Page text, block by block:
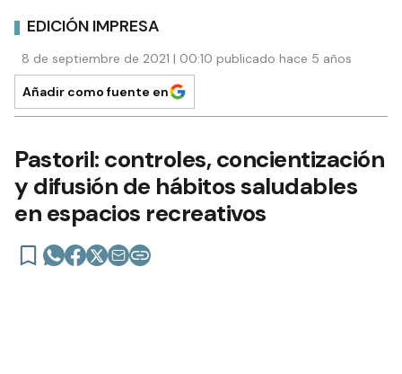
EDICIÓN IMPRESA
8 de septiembre de 2021 | 00:10 publicado hace 5 años
Añadir como fuente en
Pastoril: controles, concientización
y difusión de hábitos saludables
en espacios recreativos